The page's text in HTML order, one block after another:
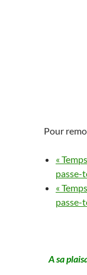
Pour
«
passe-
«
passe-
A sa